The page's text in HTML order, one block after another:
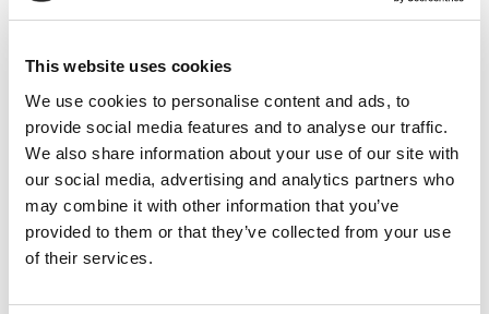
This website uses cookies
We use cookies to personalise content and ads, to
provide social media features and to analyse our traffic.
We also share information about your use of our site with
our social media, advertising and analytics partners who
may combine it with other information that you’ve
provided to them or that they’ve collected from your use
of their services.
Le gouvernement avait alors lui-même indiqué qu’il
était prêt à adapter la réforme s’il apparaissait que
disproportionnée. « L’une des choses que nous avons
déjà décidées, c’est de réaliser une analyse des effets
sur, par exemple, les femmes et certaines catégories
professionnelles. (...) S’il y a un effet trop lourd -
notamment en raison du cumul de plusieurs mesures
que nous prenons - nous procéderons encore à des
ajustements », déclarait Bart De Wever au Parlement